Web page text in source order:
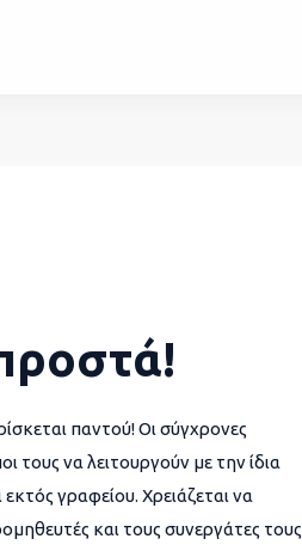
παντού! Οι σύγχρονες
τους να λειτουργούν με την ίδια
γραφείου. Χρειάζεται να
και τους συνεργάτες τους